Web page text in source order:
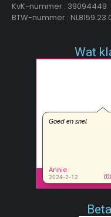
KvK-nummer : 39094449
BTW-nummer :
Wat